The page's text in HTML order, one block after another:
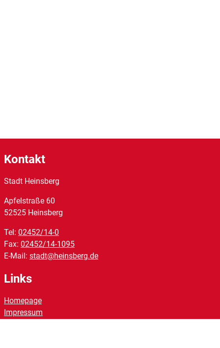
Kontakt
Stadt Heinsberg
Apfelstraße 60
52525 Heinsberg
Tel: 02452/14-0
Fax: 02452/14-1095
E-Mail: stadt@heinsberg.de
Links
Homepage
Impressum